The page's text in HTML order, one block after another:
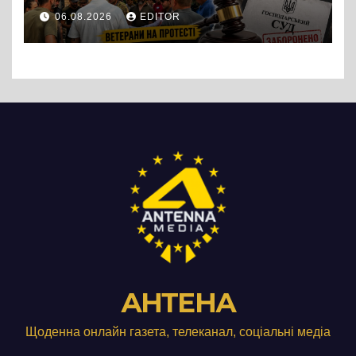
протест до стін
підприємства ТОВ «Омега
Три», що займається
06.08.2026 EDITOR
АНТЕНА
Щоденна онлайн газета, телеканал, соціальні медіа